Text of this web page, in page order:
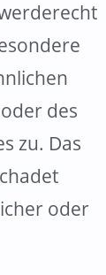
des
zu. Das
oder